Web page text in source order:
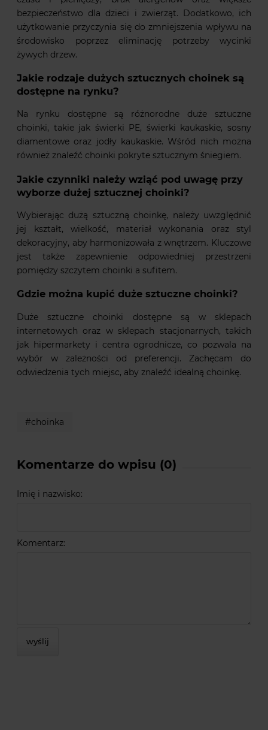
bezpieczeństwo dla dzieci i zwierząt. Dodatkowo, ich
użytkowanie przyczynia się do zmniejszenia wpływu na
środowisko poprzez eliminację potrzeby wycinki
żywych drzew.
Jakie rodzaje dużych sztucznych choinek są
dostępne na rynku?
Na rynku dostępne są różnorodne duże sztuczne
choinki, takie jak świerki PE, świerki kaukaskie, sosny
diamentowe oraz jodły kaukaskie. Wśród nich można
również znaleźć choinki pokryte sztucznym śniegiem.
Jakie czynniki należy wziąć pod uwagę przy
wyborze dużej sztucznej choinki?
Wybierając dużą sztuczną choinkę, należy uwzględnić
jej kształt, wielkość, materiał wykonania oraz styl
dekoracyjny, aby harmonizowała z wnętrzem. Kluczowe
jest także zapewnienie odpowiedniej przestrzeni
pomiędzy szczytem choinki a sufitem.
Gdzie można kupić duże sztuczne choinki?
Duże sztuczne choinki dostępne są w sklepach
internetowych oraz w sklepach stacjonarnych, takich
jak hipermarkety i centra ogrodnicze, co pozwala na
wybór w zależności od preferencji. Zachęcam do
odwiedzenia tych miejsc, aby znaleźć idealną choinkę.
#choinka
Komentarze do wpisu (0)
Imię i nazwisko:
Komentarz:
wyślij